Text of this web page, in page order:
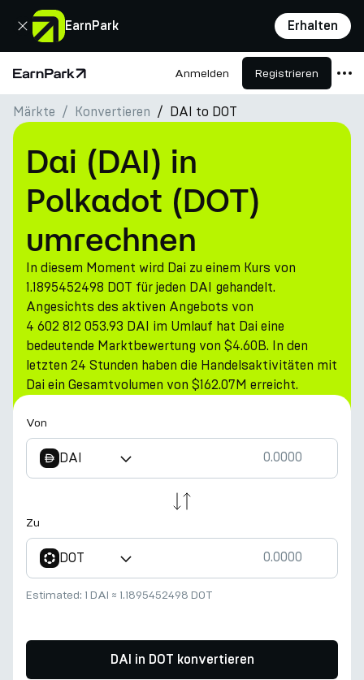
EarnPark Erhalten
Schließen
Startseite Anmelden Registrieren
Produkte
Märkte
Rechner
PARK Token
Ressourcen
Unternehmen
Märkte Konvertieren DAI to DOT
Dai (DAI) in
Polkadot (DOT)
umrechnen
In diesem Moment wird Dai zu einem Kurs von
1.1895452498 DOT für jeden DAI gehandelt.
Angesichts des aktiven Angebots von
4 602 812 053.93 DAI im Umlauf hat Dai eine
bedeutende Marktbewertung von $4.60B. In den
letzten 24 Stunden haben die Handelsaktivitäten mit
Dai ein Gesamtvolumen von $162.07M erreicht.
Von
DAI
Zu
DOT
Estimated: 1 DAI ≈ 1.1895452498 DOT
DAI in DOT konvertieren